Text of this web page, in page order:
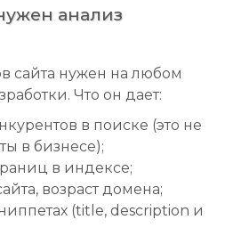
анализ
сайта нужен на любом
Что он дает:
в поиске (это не
в бизнесе);
в индексе;
возраст домена;
(title, description и